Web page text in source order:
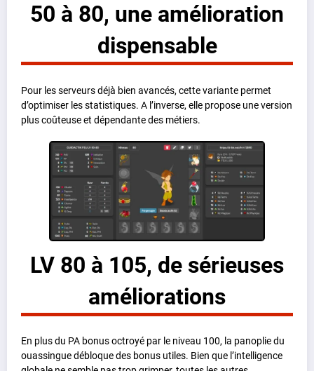
50 à 80, une amélioration
dispensable
Pour les serveurs déjà bien avancés, cette variante permet
d’optimiser les statistiques. A l’inverse, elle propose une version
plus coûteuse et dépendante des métiers.
LV 80 à 105, de sérieuses
améliorations
En plus du PA bonus octroyé par le niveau 100, la panoplie du
ouassingue débloque des bonus utiles. Bien que l’intelligence